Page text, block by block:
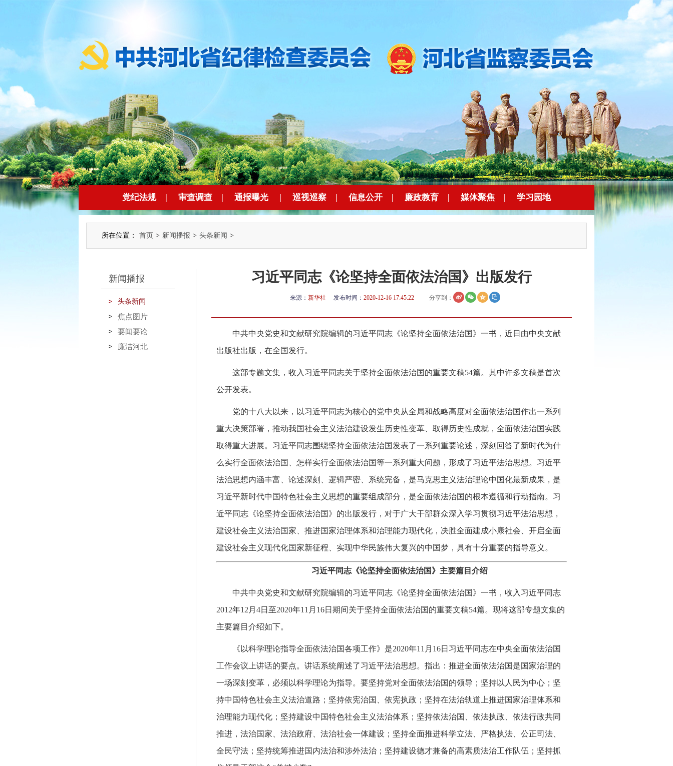
党纪法规 | 审查调查 | 通报曝光 | 巡视巡察 | 信息公开 | 廉政教育 | 媒体聚焦 | 学习园地
所在位置： 首页 > 新闻播报 > 头条新闻 >
新闻播报
头条新闻
焦点图片
要闻要论
廉洁河北
习近平同志《论坚持全面依法治国》出版发行
来源： 新华社 发布时间： 2020-12-16 17:45:22 分享到：
中共中央党史和文献研究院编辑的习近平同志《论坚持全面依法治国》一书，近日由中央文献
出版社出版，在全国发行。
这部专题文集，收入习近平同志关于坚持全面依法治国的重要文稿54篇。其中许多文稿是首次
公开发表。
党的十八大以来，以习近平同志为核心的党中央从全局和战略高度对全面依法治国作出一系列
重大决策部署，推动我国社会主义法治建设发生历史性变革、取得历史性成就，全面依法治国实践
取得重大进展。习近平同志围绕坚持全面依法治国发表了一系列重要论述，深刻回答了新时代为什
么实行全面依法治国、怎样实行全面依法治国等一系列重大问题，形成了习近平法治思想。习近平
法治思想内涵丰富、论述深刻、逻辑严密、系统完备，是马克思主义法治理论中国化最新成果，是
习近平新时代中国特色社会主义思想的重要组成部分，是全面依法治国的根本遵循和行动指南。习
近平同志《论坚持全面依法治国》的出版发行，对于广大干部群众深入学习贯彻习近平法治思想，
建设社会主义法治国家、推进国家治理体系和治理能力现代化，决胜全面建成小康社会、开启全面
建设社会主义现代化国家新征程、实现中华民族伟大复兴的中国梦，具有十分重要的指导意义。
习近平同志《论坚持全面依法治国》主要篇目介绍
中共中央党史和文献研究院编辑的习近平同志《论坚持全面依法治国》一书，收入习近平同志
2012年12月4日至2020年11月16日期间关于坚持全面依法治国的重要文稿54篇。现将这部专题文集的
主要篇目介绍如下。
《以科学理论指导全面依法治国各项工作》是2020年11月16日习近平同志在中央全面依法治国
工作会议上讲话的要点。讲话系统阐述了习近平法治思想。指出：推进全面依法治国是国家治理的
一场深刻变革，必须以科学理论为指导。要坚持党对全面依法治国的领导；坚持以人民为中心；坚
持中国特色社会主义法治道路；坚持依宪治国、依宪执政；坚持在法治轨道上推进国家治理体系和
治理能力现代化；坚持建设中国特色社会主义法治体系；坚持依法治国、依法执政、依法行政共同
推进，法治国家、法治政府、法治社会一体建设；坚持全面推进科学立法、严格执法、公正司法、
全民守法；坚持统筹推进国内法治和涉外法治；坚持建设德才兼备的高素质法治工作队伍；坚持抓